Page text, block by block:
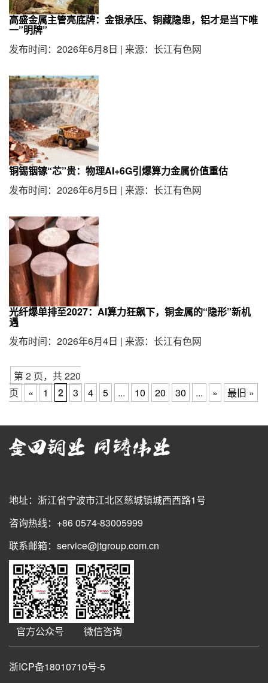
高盛金属主管亮底牌：金银承压、铜藏隐患，铝才是当下唯
一”明牌”
发布时间：2026年6月8日 | 来源：长江有色网
铜锡铟镓“芯”贵：物理AI+6G引爆算力金属价值重估
发布时间：2026年6月5日 | 来源：长江有色网
光纤爆单排至2027：AI算力狂飙下，铜金属的“隐形”新机
遇
发布时间：2026年6月4日 | 来源：长江有色网
第 2 页，共 220
页
« 1 2 3 4 5 ... 10 20 30 ... » 最旧 »
地址：浙江省宁波市江北区慈城镇城西西路1号
咨询热线：+86 0574-83005999
联系邮箱：service@jtgroup.com.cn
官方公众号 微信咨询
浙ICP备18010710号-5